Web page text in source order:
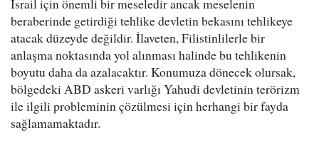
İsrail için önemli bir meseledir ancak meselenin
beraberinde getirdiği tehlike devletin bekasını tehlikeye
atacak düzeyde değildir. İlaveten, Filistinlilerle bir
anlaşma noktasında yol alınması halinde bu tehlikenin
boyutu daha da azalacaktır. Konumuza dönecek olursak,
bölgedeki ABD askeri varlığı Yahudi devletinin terörizm
ile ilgili probleminin çözülmesi için herhangi bir fayda
sağlamamaktadır.